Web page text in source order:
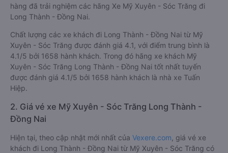
hàng đã trải nghiệm các hãng Xe Mỹ Xuyên - Sóc Trăng đi
Long Thành - Đồng Nai.
Chất lượng các xe khách đi Long Thành - Đồng Nai từ Mỹ
Xuyên - Sóc Trăng được đánh giá 4.1, với điểm trung bình là
4.1/5 bởi 1658 hành khách. Trong đó hãng xe khách Mỹ
Xuyên - Sóc Trăng Long Thành - Đồng Nai tốt nhất tuyến
được đánh giá 4.1/5 bởi 1658 hành khách là nhà xe Tuấn
Hiệp.
2. Giá vé xe Mỹ Xuyên - Sóc Trăng Long Thành -
Đồng Nai
Hiện tại, theo cập nhật mới nhất của Vexere.com , giá vé xe
khách đi Long Thành - Đồng Nai từ Mỹ Xuyên - Sóc Trăng có